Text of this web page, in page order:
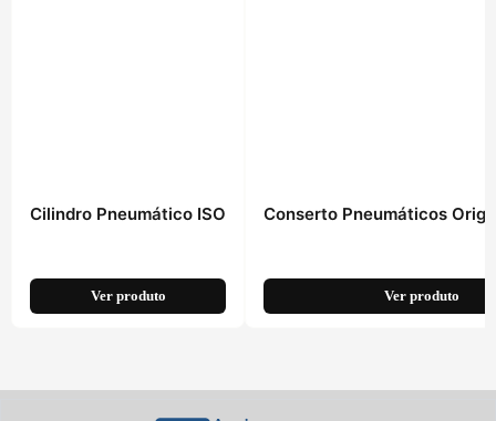
Cilindro Pneumático ISO
Ver produto
Conserto Pneumáticos
Ver produto